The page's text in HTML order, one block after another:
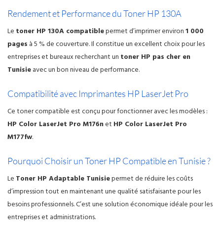
Rendement et Performance du Toner HP 130A
Le toner HP 130A compatiblepermet d’imprimer environ1 000
pages à 5 % de couverture. Il constitue un excellent choix pour les
entreprises et bureaux recherchant un toner HP pas cher en
Tunisieavec un bon niveau de performance.
Compatibilité avec Imprimantes HP LaserJet Pro
Ce toner compatible est conçu pour fonctionner avec les modèles :
HP Color LaserJet Pro M176net HP Color LaserJet Pro
M177fw.
Pourquoi Choisir un Toner HP Compatible en Tunisie ?
Le Toner HP Adaptable Tunisiepermet de réduire les coûts
d’impression tout en maintenant une qualité satisfaisante pour les
besoins professionnels. C’est une solution économique idéale pour les
entreprises et administrations.